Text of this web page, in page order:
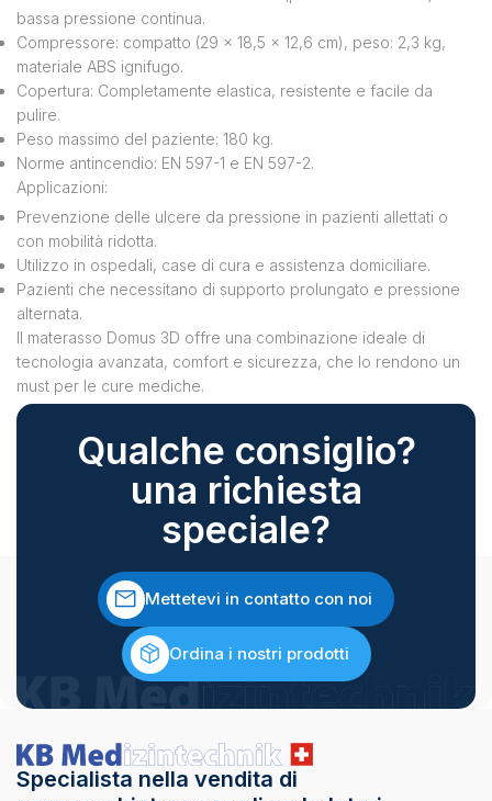
bassa pressione continua.
Compressore: compatto (29 x 18,5 x 12,6 cm), peso: 2,3 kg,
materiale ABS ignifugo.
Copertura: Completamente elastica, resistente e facile da
pulire.
Peso massimo del paziente: 180 kg.
Norme antincendio: EN 597-1 e EN 597-2.
Applicazioni:
Prevenzione delle ulcere da pressione in pazienti allettati o
con mobilità ridotta.
Utilizzo in ospedali, case di cura e assistenza domiciliare.
Pazienti che necessitano di supporto prolungato e pressione
alternata.
Il materasso Domus 3D offre una combinazione ideale di
tecnologia avanzata, comfort e sicurezza, che lo rendono un
must per le cure mediche.
Qualche consiglio?
una richiesta
speciale?
Mettetevi in contatto con noi
Ordina i nostri prodotti
Specialista nella vendita di